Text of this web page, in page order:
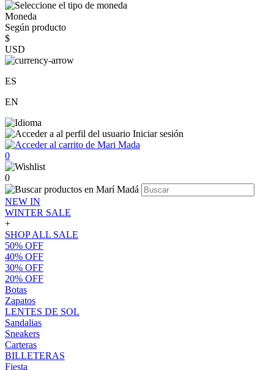
Moneda
Según producto
$
USD
ES
EN
Iniciar sesión
0
0
NEW IN
WINTER SALE
+
SHOP ALL SALE
50% OFF
40% OFF
30% OFF
20% OFF
Botas
Zapatos
LENTES DE SOL
Sandalias
Sneakers
Carteras
BILLETERAS
Fiesta